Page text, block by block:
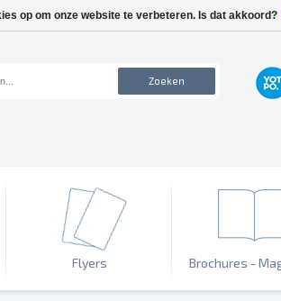
Zoeken
Flyers Brochures -
op om onze website te verbeteren. Is dat akkoord?